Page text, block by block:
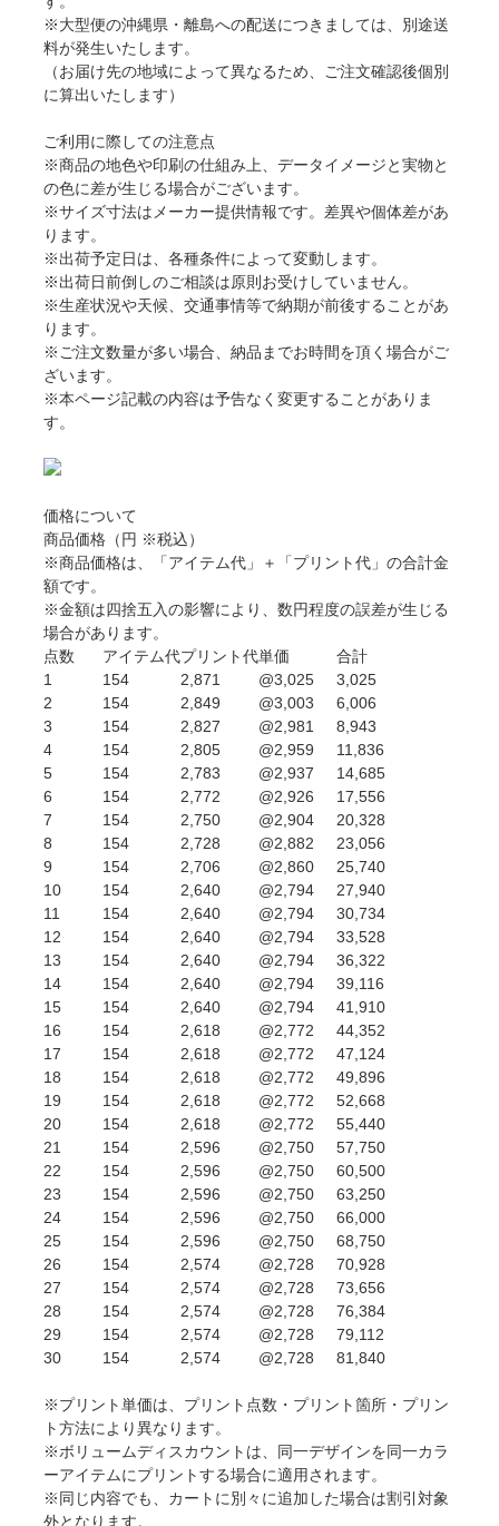
※大型便の沖縄県・離島への配送につきましては、別途送
料が発生いたします。
（お届け先の地域によって異なるため、ご注文確認後個別
に算出いたします）
ご利用に際しての注意点
※商品の地色や印刷の仕組み上、データイメージと実物と
の色に差が生じる場合がございます。
※サイズ寸法はメーカー提供情報です。差異や個体差があ
ります。
※出荷予定日は、各種条件によって変動します。
※出荷日前倒しのご相談は原則お受けしていません。
※生産状況や天候、交通事情等で納期が前後することがあ
ります。
※ご注文数量が多い場合、納品までお時間を頂く場合がご
ざいます。
※本ページ記載の内容は予告なく変更することがありま
す。
価格について
商品価格 （円 ※税込）
※商品価格は、「アイテム代」＋「プリント代」の合計金
額です。
※金額は四捨五入の影響により、数円程度の誤差が生じる
場合があります。
点数
アイテム代プリント代単価
合計
1
154 2,871 @3,025
3,025
2
154 2,849 @3,003
6,006
3
154 2,827 @2,981
8,943
4
154 2,805 @2,959
11,836
5
154 2,783 @2,937
14,685
6
154 2,772 @2,926
17,556
7
154 2,750 @2,904
20,328
8
154 2,728 @2,882
23,056
9
154 2,706 @2,860
25,740
10
154 2,640 @2,794
27,940
11
154 2,640 @2,794
30,734
12
154 2,640 @2,794
33,528
13
154 2,640 @2,794
36,322
14
154 2,640 @2,794
39,116
15
154 2,640 @2,794
41,910
16
154 2,618 @2,772
44,352
17
154 2,618 @2,772
47,124
18
154 2,618 @2,772
49,896
19
154 2,618 @2,772
52,668
20
154 2,618 @2,772
55,440
21
154 2,596 @2,750
57,750
22
154 2,596 @2,750
60,500
23
154 2,596 @2,750
63,250
24
154 2,596 @2,750
66,000
25
154 2,596 @2,750
68,750
26
154 2,574 @2,728
70,928
27
154 2,574 @2,728
73,656
28
154 2,574 @2,728
76,384
29
154 2,574 @2,728
79,112
30
154 2,574 @2,728 81,840
※プリント単価は、プリント点数・プリント箇所・プリン
ト方法により異なります。
※ボリュームディスカウントは、同一デザインを同一カラ
ーアイテムにプリントする場合に適用されます。
※同じ内容でも、カートに別々に追加した場合は割引対象
外となります。